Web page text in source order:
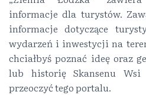
informacje dla turystów.
informacje dotyczące
wydarzeń i inwestycji na
chciałbyś poznać ideę oraz
lub historię Skansenu
przeoczyć tego portalu.